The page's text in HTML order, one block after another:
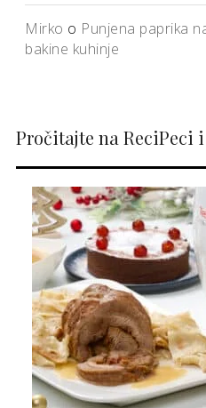
Mirko o Punjena paprika
bakine kuhinje
Pročitajte na ReciPeci